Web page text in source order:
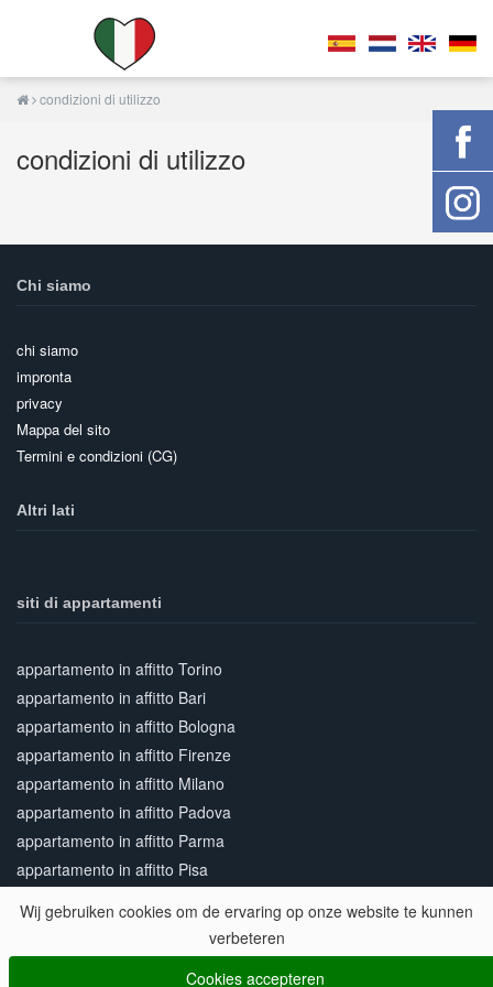
Wij gebruiken cookies om de ervaring op onze website te kunnen
verbeteren
Cookies accepteren
condizioni di utilizzo
condizioni di utilizzo
Chi siamo
chi siamo
impronta
privacy
Mappa del sito
Termini e condizioni (CG)
Altri lati
siti di appartamenti
appartamento in affitto Torino
appartamento in affitto Bari
appartamento in affitto Bologna
appartamento in affitto Firenze
appartamento in affitto Milano
appartamento in affitto Padova
appartamento in affitto Parma
appartamento in affitto Pisa
appartamento in affitto Siena
appartamento in affitto Venezia